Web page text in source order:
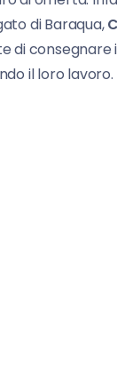
di Baraqua,
di consegnare
il loro lavoro.